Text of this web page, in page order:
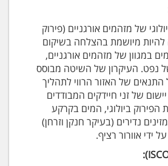
של מזהמים אורגניים (פירוק
להיות מיושמת בהצלחה בשיקום
במגוון של מזהמים אורגניים,
נפט. העיקרון של השיטה מבוסס
התנאים של האזור הרווי לתהליך
יישום של זני חיידקים המבודדים
הפירוק ביולוגי, המים בקרקע
נדירים (בעיקר חנקן וזרחן)
ידי אוורור רציף.